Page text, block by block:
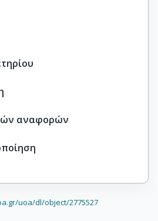
αναφορών
uoa/dl/object/2775527